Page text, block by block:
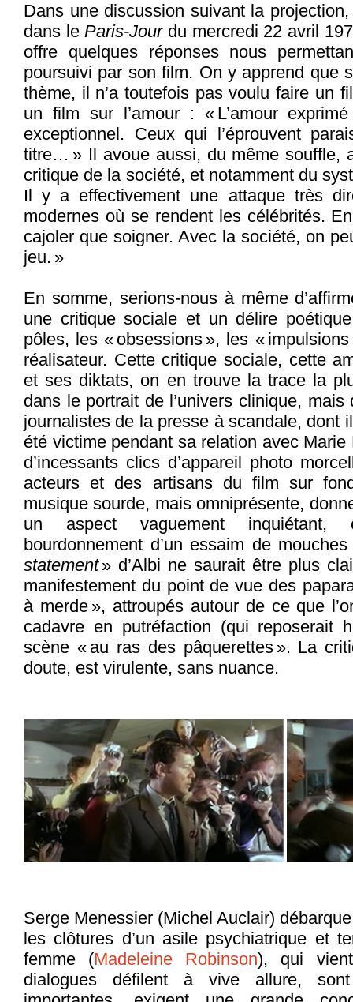
Dans une discussion suivant la
dans leParis-Jourdu mercredi 22 avril
offre quelques réponses nous
poursuivi par son film. On y apprend que
thème, il n’a toutefois pas voulu faire un
un film sur l’amour : « L’amour
exceptionnel. Ceux qui l’éprouvent
titre… » Il avoue aussi, du même souffle,
critique de la société, et notamment du
Il y a effectivement une attaque très
modernes où se rendent les célébrités.
cajoler que soigner. Avec la société, on
jeu. »
En somme, serions-nous à même
une critique sociale et un délire
pôles, les « obsessions », les «
réalisateur. Cette critique sociale, cette
et ses diktats, on en trouve la trace la
dans le portrait de l’univers clinique,
journalistes de la presse à scandale, dont
été victime pendant sa relation avec
d’incessants clics d’appareil photo
acteurs et des artisans du film sur
musique sourde, mais omniprésente,
un aspect vaguement inquiétant,
bourdonnement d’un essaim de
statement» d’Albi ne saurait être plus
manifestement du point de vue des
à merde », attroupés autour de ce que
cadavre en putréfaction (qui reposerait
scène « au ras des pâquerettes ». La
doute, est virulente, sans nuance.
Serge Menessier (Michel Auclair)
les clôtures d’un asile psychiatrique et
femme (Madeleine Robinson), qui
dialogues défilent à vive allure, sont